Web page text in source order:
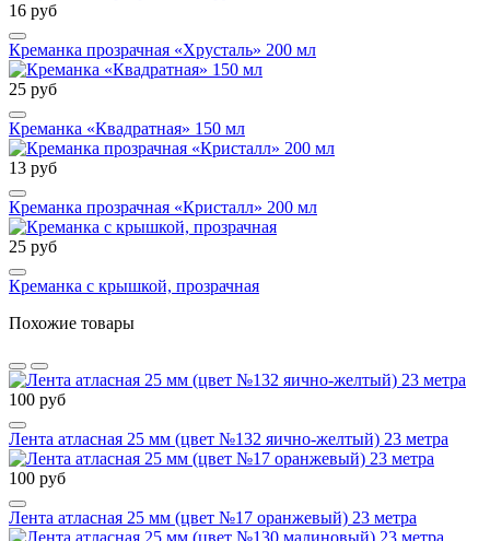
16 руб
Креманка прозрачная «Хрусталь» 200 мл
25 руб
Креманка «Квадратная» 150 мл
13 руб
Креманка прозрачная «Кристалл» 200 мл
25 руб
Креманка с крышкой, прозрачная
Похожие товары
100 руб
Лента атласная 25 мм (цвет №132 яично-желтый) 23 метра
100 руб
Лента атласная 25 мм (цвет №17 оранжевый) 23 метра